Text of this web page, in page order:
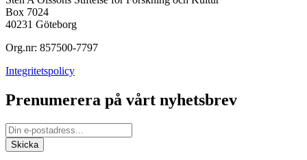
Box 7024
40231 Göteborg
Org.nr: 857500-7797
Integritetspolicy
Prenumerera på vårt nyhetsbrev